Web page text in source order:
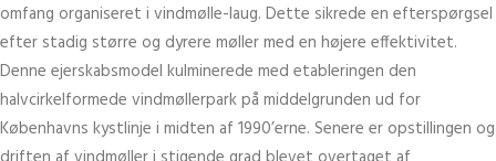
omfang organiseret i vindmølle-laug. Dette sikrede en efterspørgsel
efter stadig større og dyrere møller med en højere effektivitet.
Denne ejerskabsmodel kulminerede med etableringen den
halvcirkelformede vindmøllerpark på middelgrunden ud for
Københavns kystlinje i midten af 1990’erne. Senere er opstillingen og